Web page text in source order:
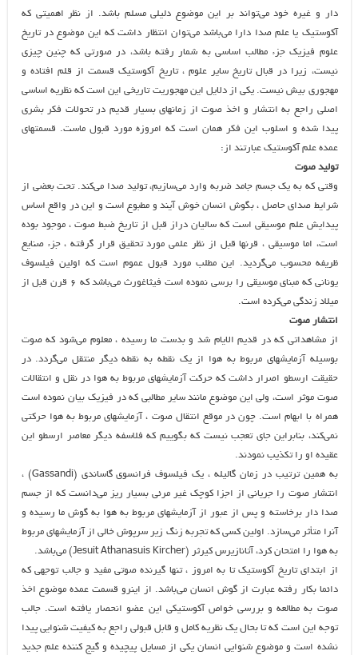
دار و غیره خود می‌تواند بر این موضوع دلیلی مسلم باشد. از نظر اهمیتی که
آکوستیک یا علم صدا دارا می‌باشد می‌توان انتظار داشت که این موضوع در تاریخ
علوم فیزیک جزء مطالب اساسی به شمار رفته باشد، در صورتی که چنین چیزی
نیست، زیرا در قبال تاریخ سایر علوم ، تاریخ آکوستیک قسمت از قلم افتاده و
مهجوری بیش نیست. یکی از دلایل این مهجوریت تاریخی این است که نظریه اساسی
اصلی راجع به انتشار و اخذ صوت از زمانهای بسیار قدیم در تحولات فکر بشری
پیدا شده و اسلوب این فکر همان است که امروزه مورد قبول ماست. قسمتهای
عمده علم آکوستیک عبارتند از:
تولید صوت
وقتی که به یک جسم جامد ضربه وارد می‌سازیم، تولید صدا می‌کند. تحت بعضی از
شرایط صدای حاصل ، بگوش انسان خوش آیند و مطبوع است و این در واقع اساس
پیدایش علم موسیقی است که سالیان دراز قبل از تاریخ ضبط صوت ، موجود بوده
است، اما موسیقی ، قرنها قبل از نظر علمی مورد تحقیق قرار گرفته ، جزء صنایع
ظریفه محسوب می‌گردید. این مطلب مورد قبول عموم است که اولین فیلسوف
یونانی که مبنای موسیقی را برسی نموده است فیثاغورث می‌باشد که ۶ قرن قبل از
میلاد زندگی می‌کرده است.
انتشار صوت
از مشاهداتی که در قدیم الایام شد و بدست ما رسیده ، معلوم می‌شود که صوت
بوسیله آزمایشهای مربوط به هوا از یک نقطه به نقطه دیگر منتقل می‌گردد. در
حقیقت ارسطو اصرار داشت که حرکت آزمایشهای مربوط به هوا در نقل و انتقالات
صوت موثر است، ولی این موضوع مانند سایر مطالبی که در فیزیک بیان نموده است
همراه با ابهام است. چون در موقع انتقال صوت ، آزمایشهای مربوط به هوا حرکتی
نمی‌کند، بنابراین جای تعجب نیست که بگوییم که فلاسفه دیگر معاصر ارسطو این
عقیده او را تکذیب نمودند.
به همین ترتیب در زمان گالیله ، یک فیلسوف فرانسوی گاساندی (Gassandi) ،
انتشار صوت را جریانی از اجزا کوچک غیر مرئی بسیار ریز می‌دانست که از جسم
صدا دار برخاسته و پس از عبور از آزمایشهای مربوط به هوا به گوش ما رسیده و
آنرا متأثر می‌سازد. اولین کسی که تجربه زنگ زیر سرپوش خالی از آزمایشهای مربوط
به هوا را امتحان کرد، آتانازیرس کیرثر (Jesuit Athanasuis Kircher) می‌باشد.
از ابتدای تاریخ آکوستیک تا به امروز ، تنها گیرنده صوتی مفید و جالب توجهی که
دائما بکار رفته عبارت از گوش انسان می‌باشد. از اینرو قسمت عمده موضوع اخذ
صوت به مطالعه و بررسی خواص آکوستیکی این عضو انحصار یافته است. جالب
توجه این است که تا بحال یک نظریه کامل و قابل قبولی راجع به کیفیت شنوایی پیدا
نشده است و موضوع شنوایی انسان یکی از مسایل پیچیده و گیج کننده علم جدید